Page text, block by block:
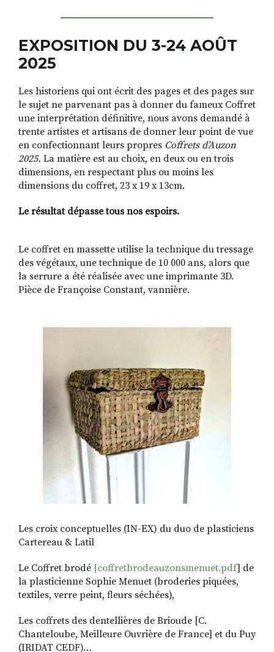
EXPOSITION DU 3-24 AOÛT
2025
Les historiens qui ont écrit des pages et des pages sur
le sujet ne parvenant pas à donner du fameux Coffret
une interprétation définitive, nous avons demandé à
trente artistes et artisans de donner leur point de vue
en confectionnant leurs propres Coffrets d’Auzon
2025. La matière est au choix, en deux ou en trois
dimensions, en respectant plus ou moins les
dimensions du coffret, 23 x 19 x 13cm.
Le résultat dépasse tous nos espoirs.
Le coffret en massette utilise la technique du tressage
des végétaux, une technique de 10 000 ans, alors que
la serrure a été réalisée avec une imprimante 3D.
Pièce de Françoise Constant, vannière.
Les croix conceptuelles (IN-EX) du duo de plasticiens
Cartereau & Latil
Le Coffret brodé [coffretbrodeauzonsmenuet.pdf] de
la plasticienne Sophie Menuet (broderies piquées,
textiles, verre peint, fleurs séchées),
Les coffrets des dentellières de Brioude [C.
Chanteloube, Meilleure Ouvrière de France] et du Puy
(IRIDAT CEDF)…